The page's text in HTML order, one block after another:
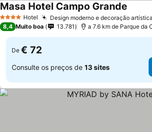
4 EstrelasHotel Design moderno e decoração artística
Masa Hotel Campo Grande
8,4 Muito boa 13.781 a 7.6 km de Parque da
De € 72
Consulte os preços de 13 sites